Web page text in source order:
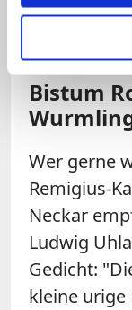
Die weithin
Rottenburg
Bistum
Wer gerne
Remigius-
Neckar
Ludwig
Gedicht:
kleine urige